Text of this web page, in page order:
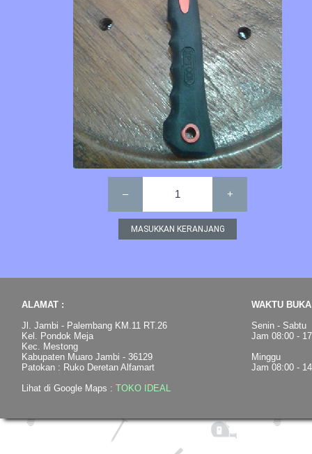
– 1 +
ALAMAT :
Jl. Jambi - Palembang KM.11 RT.26
Kel. Pondok Meja
Kec. Mestong
Kabupaten Muaro Jambi - 36129
Patokan : Ruko Deretan Alfamart
Lihat di Google Maps : TOKO IDEAL
WAKTU
Senin - Sabtu
Jam 08:00 -
Minggu
Jam 08:00 -